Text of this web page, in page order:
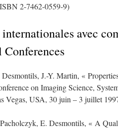
2-7462-0559-9)
avec
J.-Y. Martin, «
on Imaging Science,
Vegas, USA, 30 juin – 3 juillet
E. Desmontils, « A